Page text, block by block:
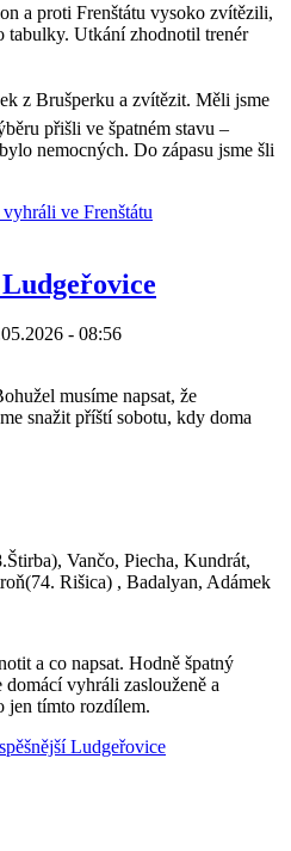
a proti Frenštátu vysoko zvítězili,
tabulky. Utkání zhodnotil trenér
z Brušperku a zvítězit. Měli jsme
přišli ve špatném stavu –
nemocných. Do zápasu jsme šli
ve Frenštátu
- 08:56
musíme napsat, že
snažit příští sobotu, kdy doma
Vančo, Piecha, Kundrát,
Rišica) , Badalyan, Adámek
a co napsat. Hodně špatný
domácí vyhráli zaslouženě a
jen tímto rozdílem.
Ludgeřovice